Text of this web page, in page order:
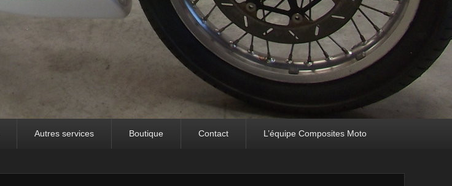
Autres services Boutique Contact L’équipe Composites Moto